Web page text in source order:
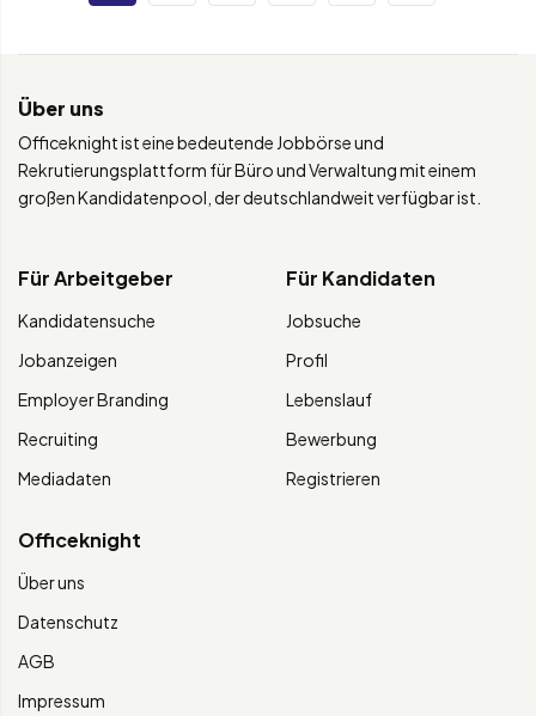
Über uns
Officeknight ist eine bedeutende Jobbörse und
Rekrutierungsplattform für Büro und Verwaltung mit einem
großen Kandidatenpool, der deutschlandweit verfügbar ist.
Für Arbeitgeber
Kandidatensuche
Jobanzeigen
Employer Branding
Recruiting
Mediadaten
Für Kandidaten
Jobsuche
Profil
Lebenslauf
Bewerbung
Registrieren
Officeknight
Über uns
Datenschutz
AGB
Impressum